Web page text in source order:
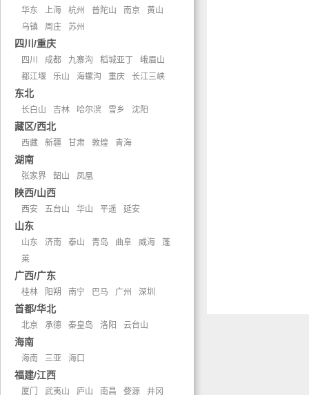
华东 上海 杭州 普陀山 南京
黄山
乌镇
周庄 苏州
四川/重庆
四川 成都 九寨沟 稻城亚丁
峨眉山
都江堰
乐山 海螺沟 重庆 长江三峡
东北
长白山 吉林 哈尔滨 雪乡 沈阳
藏区/西北
西藏 新疆 甘肃 敦煌 青海
湖南
张家界 韶山 凤凰
陕西/山西
西安 五台山 华山 平遥 延安
山东
山东 济南 泰山 青岛 曲阜 威海
蓬
莱
广西/广东
桂林 阳朔 南宁 巴马 广州 深圳
首都/华北
北京 承德 秦皇岛 洛阳 云台山
海南
海南 三亚 海口
福建/江西
厦门 武夷山 庐山 南昌 婺源
井冈